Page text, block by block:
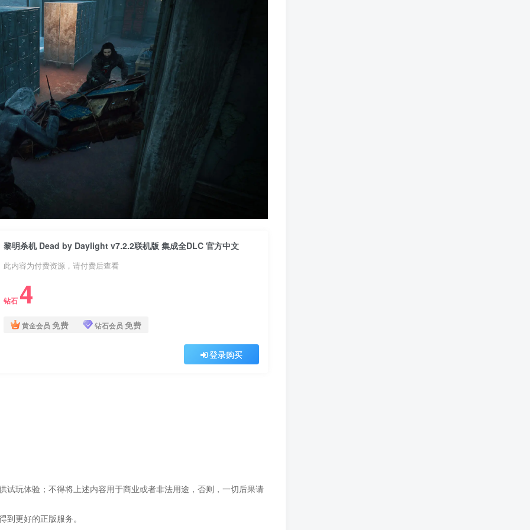
黎明杀机 Dead by Daylight v7.2.2联机版 集成全DLC 官方中文
此内容为付费资源，请付费后查看
钻石 4
黄金会员 免费 钻石会员 免费
登录购买
试玩体验；不得将上述内容用于商业或者非法用途，否则，一切后果请
到更好的正版服务。